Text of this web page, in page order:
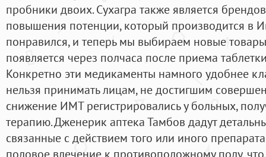
пробники двоих. Сухагра также является
повышения потенции, который производится в
понравился, и теперь мы выбираем новые
появляется через полчаса после приема
Конкретно эти медикаменты намного удобнее
нельзя принимать лицам, не достигшим
снижение ИМТ регистрировались у больных,
терапию. Дженерик аптека Тамбов дадут
связанные с действием того или иного
половое влечение к противоположному полу,